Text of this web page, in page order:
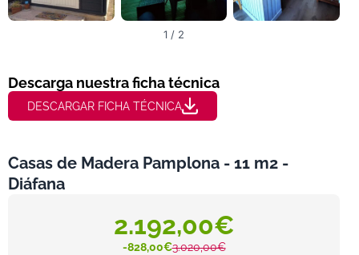
1 / 2
Descarga nuestra ficha técnica
DESCARGAR FICHA TÉCNICA
Casas de Madera Pamplona - 11 m2 -
Diáfana
2.192,00€
-828,00€3.020,00€